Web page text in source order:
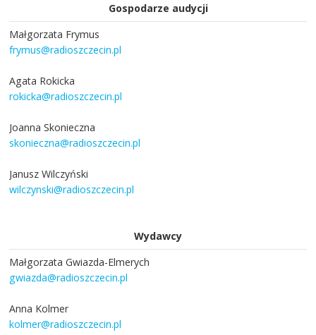
Gospodarze audycji
Małgorzata Frymus
frymus@radioszczecin.pl
Agata Rokicka
rokicka@radioszczecin.pl
Joanna Skonieczna
skonieczna@radioszczecin.pl
Janusz Wilczyński
wilczynski@radioszczecin.pl
Wydawcy
Małgorzata Gwiazda-Elmerych
gwiazda@radioszczecin.pl
Anna Kolmer
kolmer@radioszczecin.pl